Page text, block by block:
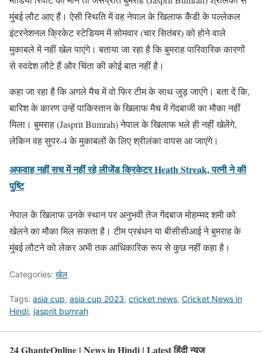
मुंबई लौट आए हैं। ऐसी स्थिति में वह नेपाल के खिलाफ कैंडी के पल्लेकल
इंटरनेशनल क्रिकेट स्टेडियम में सोमवार (चार सितंबर) को होने वाले
मुकाबले में नहीं खेल पाएंगे। बताया जा रहा है कि बुमराह पारिवारिक कारणों
से स्वदेश लौटे हैं और चिंता की कोई बात नहीं है।
कहा जा रहा है कि अगले मैच में वो फिर टीम के साथ जुड़ जाएंगे। बता दें कि,
बारिश के कारण उन्हें पाकिस्तान के खिलाफ मैच में गेंदबाजी का मौका नहीं
मिला। बुमराह (Jasprit Bumrah) नेपाल के खिलाफ भले ही नहीं खेलेंगे,
लेकिन वह सुपर-4 के मुकाबलों के लिए श्रीलंका वापस आ जाएंगे।
अफवाह नहीं सच में नहीं रहे लीजेंड क्रिकेटर Heath Streak, पत्नी ने की
पुष्टि
नेपाल के खिलाफ उनके स्थान पर अनुभवी तेज गेंदबाज मोहम्मद शमी को
खेलने का मौका मिल सकता है। टीम प्रबंधन या बीसीसीआई ने बुमराह के
मुंबई लौटने को लेकर अभी तक आधिकारिक रूप से कुछ नहीं कहा है।
Categories: खेल
Tags: asia cup, asia cup 2023, cricket news, Cricket News in
Hindi, jasprit bumrah
24 GhanteOnline | News in Hindi | Latest हिंदी न्यूज़